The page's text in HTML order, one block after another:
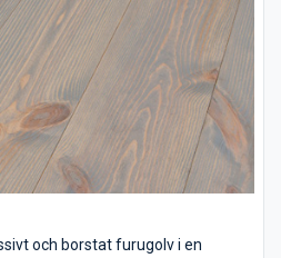
och borstat furugolv i en